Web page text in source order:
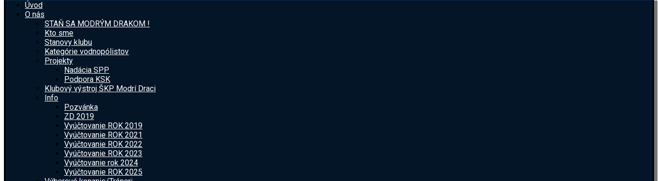
Úvod
O nás
STAŇ SA MODRÝM DRAKOM !
Kto sme
Stanovy klubu
Kategórie vodnopólistov
Projekty
Nadácia SPP
Podpora KSK
Klubový výstroj ŠKP Modrí Draci
Info
Pozvánka
ZD 2019
Vyúčtovanie ROK 2019
Vyúčtovanie ROK 2021
Vyúčtovanie ROK 2022
Vyúčtovanie ROK 2023
Vyúčtovanie rok 2024
Vyúčtovanie ROK 2025